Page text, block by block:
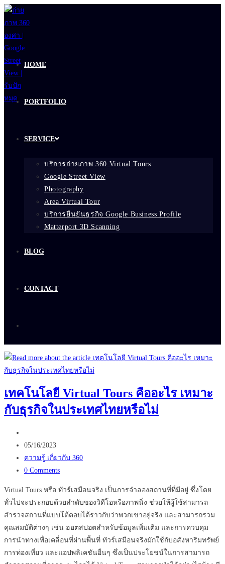
Skip
to
content
HOME
PORTFOLIO
SERVICE
บริการถ่ายภาพ 360 Virtual Tours
Google Street View
Photography
Area Virtual Tour
บริการยืนยันธุรกิจ Google Business Profile
Matterport 3D Scanning
BLOG
CONTACT
เทคโนโลยี Virtual Tours คืออะไร เหมาะ
กับธุรกิจในประเทศไทยหรือไม่
author:
Post
published:
05/16/2023
Post
category:
ความรู้ เกี่ยวกับ 360
Post
0 Comments
Virtual Tours หรือ ทัวร์เสมือนจริง เป็นการจำลองสถานที่ที่มีอยู่ ซึ่งโดย
ทั่วไปจะประกอบด้วยลำดับของวิดีโอหรือภาพนิ่ง ช่วยให้ผู้ใช้สามารถ
สำรวจสถานที่แบบโต้ตอบได้ราวกับว่าพวกเขาอยู่จริง และสามารถรวม
คุณสมบัติต่างๆ เช่น ฮอตสปอตสำหรับข้อมูลเพิ่มเติม และการควบคุม
การนำทางเพื่อเคลื่อนที่ผ่านพื้นที่ ทัวร์เสมือนจริงมักใช้กับอสังหาริมทรัพย์
การท่องเที่ยว และแอปพลิเคชันอื่นๆ ซึ่งเป็นประโยชน์ในการสามารถ